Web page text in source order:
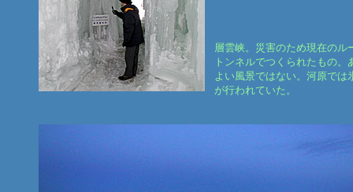
層雲峡。災害のため現在のル
トンネルでつくられたもの。
よい風景ではない。河原では
が行われていた。